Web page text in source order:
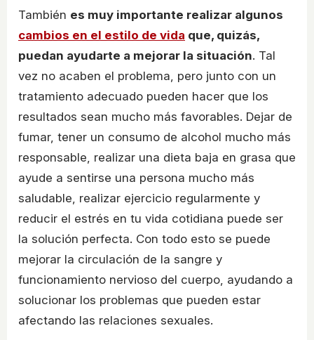
También es muy importante realizar algunos
cambios en el estilo de vida que, quizás,
puedan ayudarte a mejorar la situación. Tal
vez no acaben el problema, pero junto con un
tratamiento adecuado pueden hacer que los
resultados sean mucho más favorables. Dejar de
fumar, tener un consumo de alcohol mucho más
responsable, realizar una dieta baja en grasa que
ayude a sentirse una persona mucho más
saludable, realizar ejercicio regularmente y
reducir el estrés en tu vida cotidiana puede ser
la solución perfecta. Con todo esto se puede
mejorar la circulación de la sangre y
funcionamiento nervioso del cuerpo, ayudando a
solucionar los problemas que pueden estar
afectando las relaciones sexuales.